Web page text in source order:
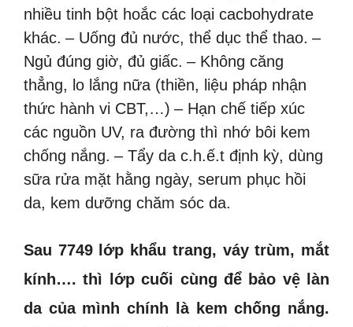
nhiều tinh bột hoắc các loại cacbohydrate
khác. – Uống đủ nước, thể dục thể thao. –
Ngủ đúng giờ, đủ giấc. – Không căng
thẳng, lo lắng nữa (thiền, liệu pháp nhận
thức hành vi CBT,…) – Hạn chế tiếp xúc
các nguồn UV, ra đường thì nhớ bôi kem
chống nắng. – Tẩy da c.h.ế.t định kỳ, dùng
sữa rửa mặt hằng ngày, serum phục hồi
da, kem dưỡng chăm sóc da.
Sau 7749 lớp khẩu trang, váy trùm, mắt
kính…. thì lớp cuối cùng để bảo vệ làn
da của mình chính là kem chống nắng.